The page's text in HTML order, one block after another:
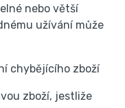
nebo větší
užívání může
chybějícího zboží
zboží, jestliže